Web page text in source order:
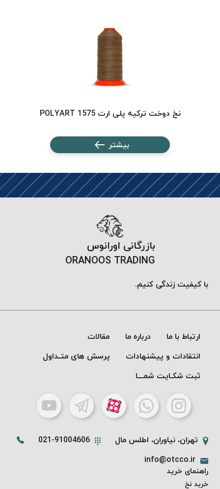
نخ دوخت ترکیه پلی ارت 1575 POLYART
بیشتر
بازرگانی اورانوس
ORANOOS TRADING
با کیفیت زندگی کنیم.
ارتباط با ما درباره ما
مقالات
انتقادات و پیشنهادات
پرسش های متـداول
ثبت شکـایت شمـــا
تهران، نیاوران، اطلس مال
021-91004606
info@otcco.ir
راهنمای خرید
خرید نخ